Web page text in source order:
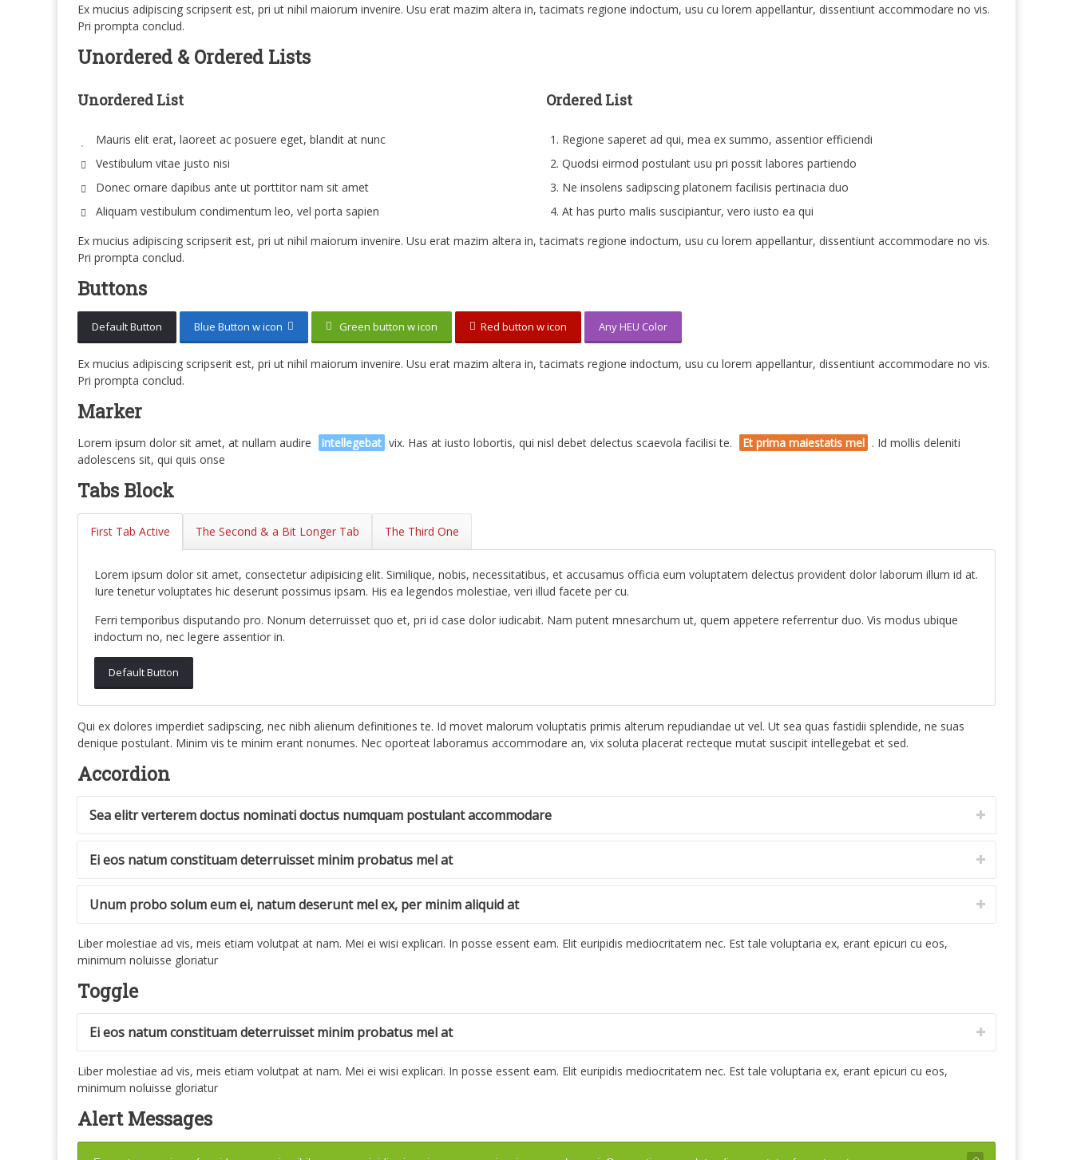
Ex mucius adipiscing scripserit est, pri ut nihil maiorum invenire. Usu erat mazim altera in, tacimats regione indoctum, usu cu lorem appellantur, dissentiunt accommodare no vis.
Pri prompta conclud.
Unordered & Ordered Lists
Unordered List
Mauris elit erat, laoreet ac posuere eget, blandit at nunc
Vestibulum vitae justo nisi
Donec ornare dapibus ante ut porttitor nam sit amet
Aliquam vestibulum condimentum leo, vel porta sapien
Ordered List
Regione saperet ad qui, mea ex summo, assentior efficiendi
Quodsi eirmod postulant usu pri possit labores partiendo
Ne insolens sadipscing platonem facilisis pertinacia duo
At has purto malis suscipiantur, vero iusto ea qui
Ex mucius adipiscing scripserit est, pri ut nihil maiorum invenire. Usu erat mazim altera in, tacimats regione indoctum, usu cu lorem appellantur, dissentiunt accommodare no vis.
Pri prompta conclud.
Buttons
Default Button Blue Button w icon Green button w icon Red button w icon Any HEU Color
Ex mucius adipiscing scripserit est, pri ut nihil maiorum invenire. Usu erat mazim altera in, tacimats regione indoctum, usu cu lorem appellantur, dissentiunt accommodare no vis.
Pri prompta conclud.
Marker
Lorem ipsum dolor sit amet, at nullam audire intellegebat vix. Has at iusto lobortis, qui nisl debet delectus scaevola facilisi te. Et prima maiestatis mel . Id mollis deleniti
adolescens sit, qui quis onse
Tabs Block
First Tab Active The Second & a Bit Longer Tab The Third One
Lorem ipsum dolor sit amet, consectetur adipisicing elit. Similique, nobis, necessitatibus, et accusamus officia eum voluptatem delectus provident dolor laborum illum id at.
Iure tenetur voluptates hic deserunt possimus ipsam. His ea legendos molestiae, veri illud facete per cu.
Ferri temporibus disputando pro. Nonum deterruisset quo et, pri id case dolor iudicabit. Nam putent mnesarchum ut, quem appetere referrentur duo. Vis modus ubique
indoctum no, nec legere assentior in.
Default Button
Qui ex dolores imperdiet sadipscing, nec nibh alienum definitiones te. Id movet malorum voluptatis primis alterum repudiandae ut vel. Ut sea quas fastidii splendide, ne suas
denique postulant. Minim vis te minim erant nonumes. Nec oporteat laboramus accommodare an, vix soluta placerat recteque mutat suscipit intellegebat et sed.
Accordion
Sea elitr verterem doctus nominati doctus numquam postulant accommodare
Ei eos natum constituam deterruisset minim probatus mel at
Unum probo solum eum ei, natum deserunt mel ex, per minim aliquid at
Liber molestiae ad vis, meis etiam volutpat at nam. Mei ei wisi explicari. In posse essent eam. Elit euripidis mediocritatem nec. Est tale voluptaria ex, erant epicuri cu eos,
minimum noluisse gloriatur
Toggle
Ei eos natum constituam deterruisset minim probatus mel at
Liber molestiae ad vis, meis etiam volutpat at nam. Mei ei wisi explicari. In posse essent eam. Elit euripidis mediocritatem nec. Est tale voluptaria ex, erant epicuri cu eos,
minimum noluisse gloriatur
Alert Messages